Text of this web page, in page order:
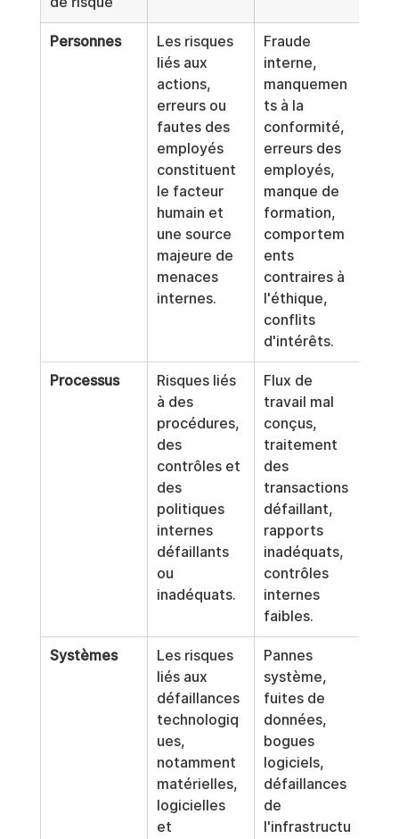
Personnes
Les risques
liés aux
actions,
erreurs ou
fautes des
employés
constituent
le facteur
humain et
une source
majeure de
menaces
internes.
Fraude
interne,
manquemen
ts à la
conformité,
erreurs des
employés,
manque de
formation,
comportem
ents
contraires à
l'éthique,
conflits
d'intérêts.
Processus
Risques liés
à des
procédures,
des
contrôles et
des
politiques
internes
défaillants
ou
inadéquats.
Flux de
travail mal
conçus,
traitement
des
transactions
défaillant,
rapports
inadéquats,
contrôles
internes
faibles.
Systèmes
Les risques
liés aux
défaillances
technologiq
ues,
notamment
matérielles,
logicielles
et
Pannes
système,
fuites de
données,
bogues
logiciels,
défaillances
de
l'infrastructu